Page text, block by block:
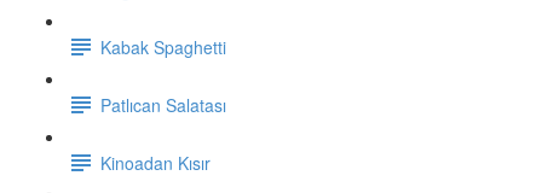
Kabak Spaghetti
Patlıcan Salatası
Kinoadan Kısır